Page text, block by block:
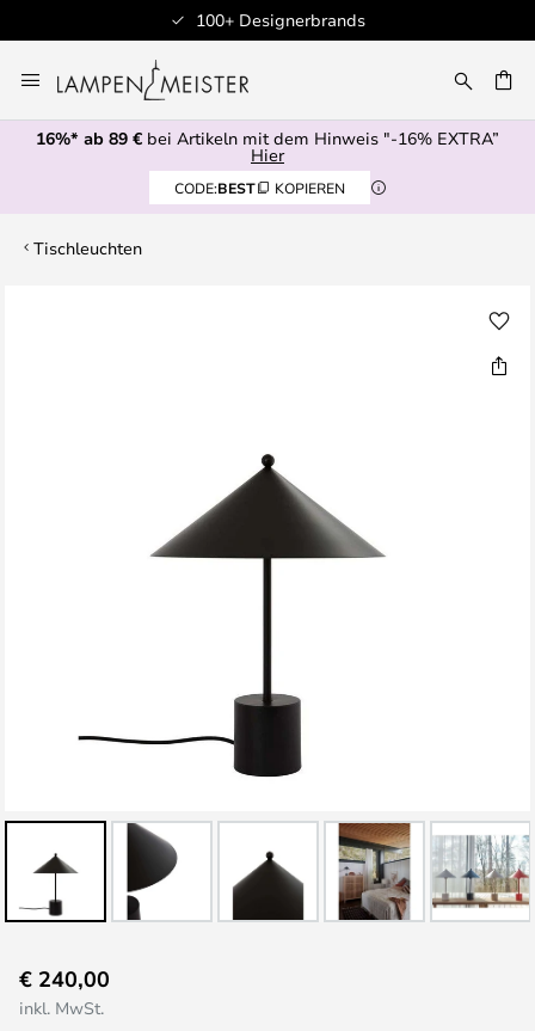
100+ Designerbrands
Inhalt
springen
16%* ab 89 € bei Artikeln mit dem Hinweis "-16% EXTRA”
Hier
CODE:BEST KOPIEREN
Tischleuchten
Anfang
der
€ 240,00
inkl. MwSt.